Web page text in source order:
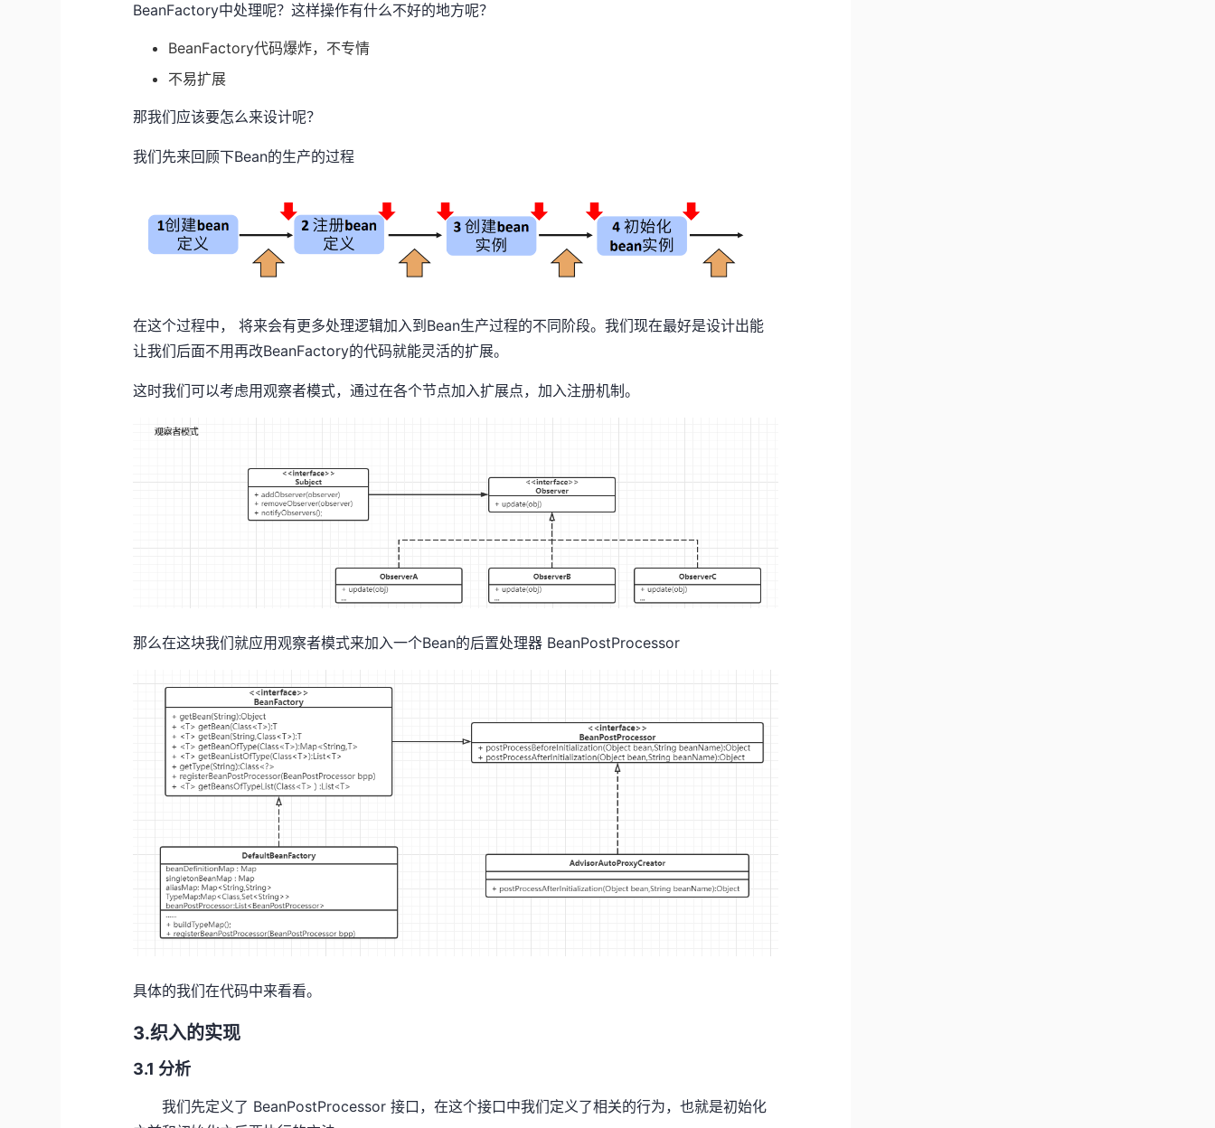
BeanFactory中处理呢？这样操作有什么不好的地方呢？
BeanFactory代码爆炸，不专情
不易扩展
那我们应该要怎么来设计呢？
我们先来回顾下Bean的生产的过程
在这个过程中， 将来会有更多处理逻辑加入到Bean生产过程的不同阶段。我们现在最好是设计出能
让我们后面不用再改BeanFactory的代码就能灵活的扩展。
这时我们可以考虑用观察者模式，通过在各个节点加入扩展点，加入注册机制。
那么在这块我们就应用观察者模式来加入一个Bean的后置处理器 BeanPostProcessor
具体的我们在代码中来看看。
3.织入的实现
3.1 分析
我们先定义了 BeanPostProcessor 接口，在这个接口中我们定义了相关的行为，也就是初始化